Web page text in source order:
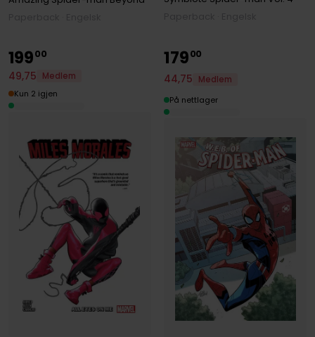
19900
49,75
Medlem
Kun 2 igjen
17900
44,75
Medlem
På nettlager